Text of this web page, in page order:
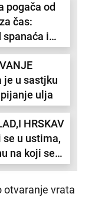
pogača od
čas:
spanaća i
svake pite
je u sastjku
ulja
HRSKAV
se u ustima,
na koji se
otvaranje vrata